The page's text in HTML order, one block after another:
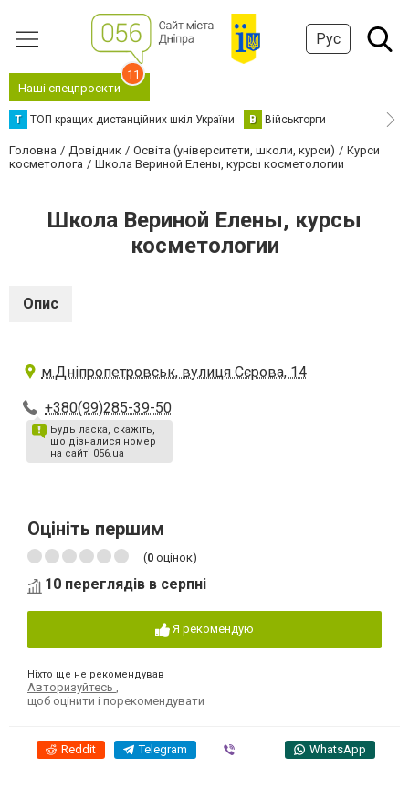
Рус
Наші спецпроєкти
11
Т ТОП кращих дистанційних шкіл України В Військторги
Головна Довідник Освіта (університети, школи, курси)
Курси
косметолога
Школа Вериной Eлены, курсы косметологии
Школа Вериной Eлены, курсы
косметологии
Опис
м.Дніпропетровськ, вулиця Сєрова, 14
+380(99)285-39-50
Будь ласка, скажіть,
що дізналися номер
на сайті 056.ua
Оцініть першим
(0 оцінок)
10 переглядів в серпні
Я рекомендую
Ніхто ще не рекомендував
Авторизуйтесь
щоб оцінити і порекомендувати
Reddit Telegram WhatsApp